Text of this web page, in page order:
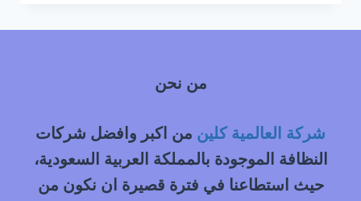
بالرياض
من نحن
شركة العالمية كلين من اكبر وافضل شركات
النظافة الموجودة بالمملكة العربية السعودية،
حيث استطاعنا في فترة قصيرة ان نكون من